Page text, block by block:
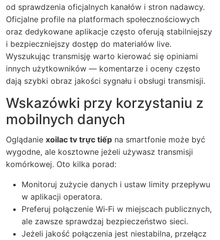
od sprawdzenia oficjalnych kanałów i stron nadawcy.
Oficjalne profile na platformach społecznościowych
oraz dedykowane aplikacje często oferują stabilniejszy
i bezpieczniejszy dostęp do materiałów live.
Wyszukując transmisję warto kierować się opiniami
innych użytkowników — komentarze i oceny często
dają szybki obraz jakości sygnału i obsługi transmisji.
Wskazówki przy korzystaniu z
mobilnych danych
Oglądanie xoilac tv trực tiếp na smartfonie może być
wygodne, ale kosztowne jeżeli używasz transmisji
komórkowej. Oto kilka porad:
Monitoruj zużycie danych i ustaw limity przepływu
w aplikacji operatora.
Preferuj połączenie Wi‑Fi w miejscach publicznych,
ale zawsze sprawdzaj bezpieczeństwo sieci.
Jeżeli jakość połączenia jest niestabilna, przełącz